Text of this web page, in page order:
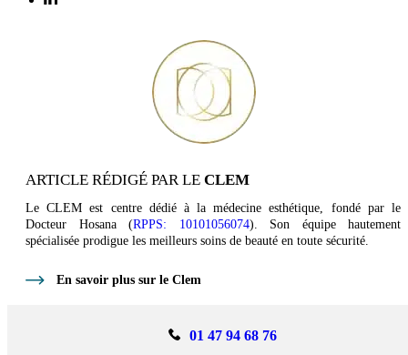
ARTICLE RÉDIGÉ PAR LE CLEM
Le CLEM est centre dédié à la médecine esthétique, fondé par le
Docteur Hosana (RPPS: 10101056074). Son équipe hautement
spécialisée prodigue les meilleurs soins de beauté en toute sécurité.
En savoir plus sur le Clem
01 47 94 68 76